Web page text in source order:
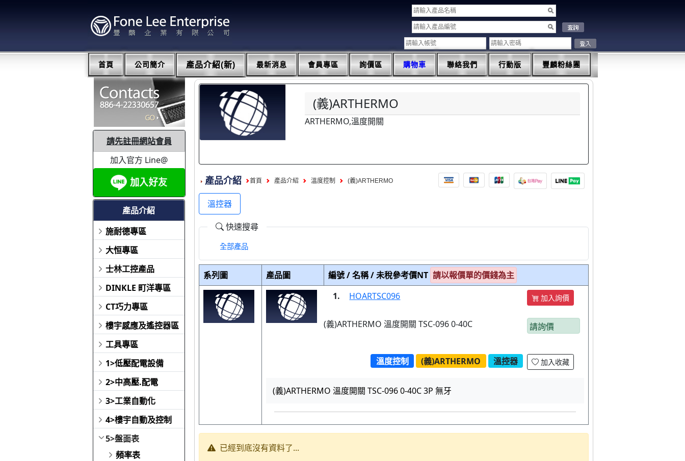
首頁 公司簡介 產品介紹(新) 最新消息 會員專區 詢價區 購物車 聯絡我們 行動版 豐麟粉絲團
請先註冊網站會員
加入官方 Line@
產品介紹
施耐德專區
大恒專區
士林工控產品
DINKLE 町洋專區
CT巧力專區
樓宇感應及遙控器區
工具專區
1>低壓配電設備
2>中高壓.配電
3>工業自動化
4>樓宇自動及控制
5>盤面表
頻率表
(義)ARTHERMO
ARTHERMO,溫度開關
產品介紹 首頁 產品介紹 溫度控制 (義)ARTHERMO
溫控器
快速搜尋
全部產品
系列圖 產品圖 編號 / 名稱 / 未稅參考價NT 請以報價單的價錢為主
1.
HOARTSC096 加入詢價
(義)ARTHERMO 溫度開關 TSC-096 0-40C 請詢價
溫度控制 (義)ARTHERMO 溫控器 加入收藏
(義)ARTHERMO 溫度開關 TSC-096 0-40C 3P 無牙
已經到底沒有資料了...